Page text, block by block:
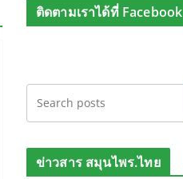
ติดตามเราได้ที่ Facebook
ข่าวสาร สมุนไพร.ไทย